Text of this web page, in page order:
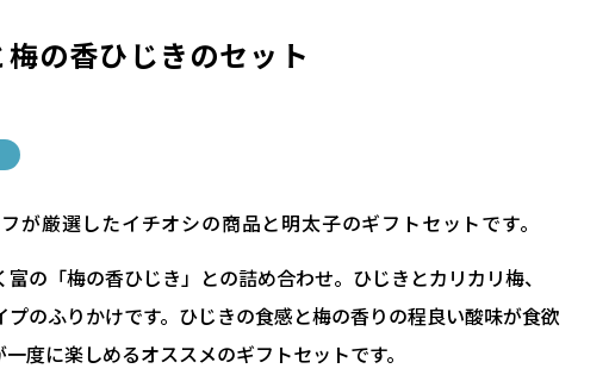
の香ひじきのセット
が厳選したイチオシの商品と明太子のギフトセットです。
の「梅の香ひじき」との詰め合わせ。ひじきとカリカリ梅、
のふりかけです。ひじきの食感と梅の香りの程良い酸味が食欲
度に楽しめるオススメのギフトセットです。